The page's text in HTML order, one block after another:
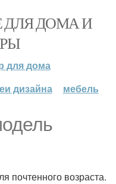
ДЛЯ ДОМА И
для дома
дизайна мебель
почтенного возраста.